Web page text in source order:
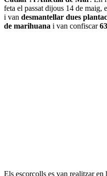
feta el passat dijous 14 de maig,
i van desmantellar dues
de marihuana i van confiscar
Els escorcolls es van realitzar